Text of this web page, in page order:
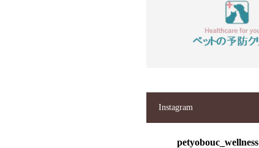
Instagram
petyobouc_wellness